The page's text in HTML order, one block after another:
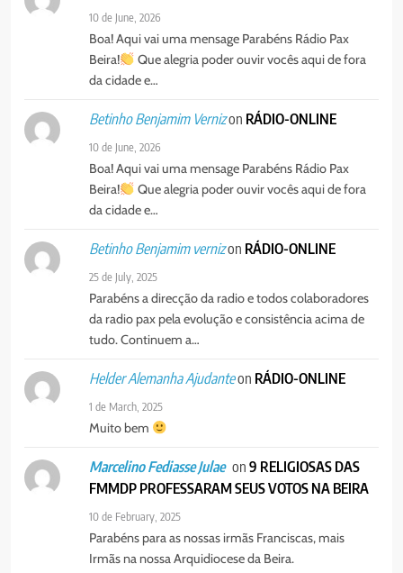
10 de June, 2026
Boa! Aqui vai uma mensage Parabéns Rádio Pax
Beira!
Que alegria poder ouvir vocês aqui de fora
da cidade e…
Betinho Benjamim Vernizon RÁDIO-ONLINE
10 de June, 2026
Boa! Aqui vai uma mensage Parabéns Rádio Pax
Beira!
Que alegria poder ouvir vocês aqui de fora
da cidade e…
Betinho Benjamim vernizon RÁDIO-ONLINE
25 de July, 2025
Parabéns a direcção da radio e todos colaboradores
da radio pax pela evolução e consistência acima de
tudo. Continuem a…
Helder Alemanha Ajudanteon RÁDIO-ONLINE
1 de March, 2025
Muito bem
Marcelino Fediasse Julae on9 RELIGIOSAS DAS
FMMDP PROFESSARAM SEUS VOTOS NA BEIRA
10 de February, 2025
Parabéns para as nossas irmãs Franciscas, mais
Irmãs na nossa Arquidiocese da Beira.